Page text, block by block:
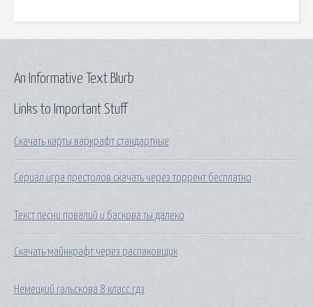
Links to Important Stuff
Скачать карты варкрафт стандартные
Сериал игра престолов скачать через торрент бесплатно
Текст песни повалий и баскова ты далеко
Скачать майнкрафт через распаковщик
Немецкий гальскова 8 класс гдз
An Informative Text Blurb